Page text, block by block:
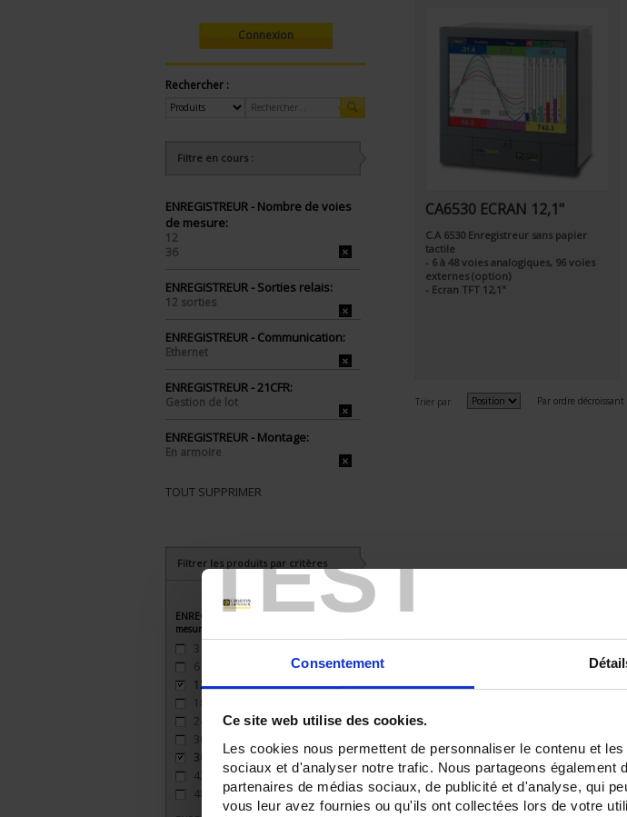
TEST
Consentement
Ce site web utilise des cookies.
Les cookies nous permettent de personnaliser le contenu et
sociaux et d'analyser notre trafic. Nous partageons
partenaires de médias sociaux, de publicité et d'analyse, qui
vous leur avez fournies ou qu'ils ont collectées lors de votre
Connexion
Rechercher :
Filtre en cours :
ENREGISTREUR - Nombre de voies
de mesure:
12
36
ENREGISTREUR - Sorties relais:
12 sorties
ENREGISTREUR - Communication:
Ethernet
ENREGISTREUR - 21CFR:
Gestion de lot
ENREGISTREUR - Montage:
En armoire
TOUT SUPPRIMER
Filtrer les produits par critères
ENREGISTREUR - Nombre de voies de
mesure
3
6
12(2)
18
24
30
36
42
48
CA6530 ECRAN 12,1"
C.A 6530 Enregistreur sans papier
tactile
- 6 à 48 voies analogiques, 96 voies
externes (option)
- Ecran TFT 12,1"
Trier par Par ordre décroissant